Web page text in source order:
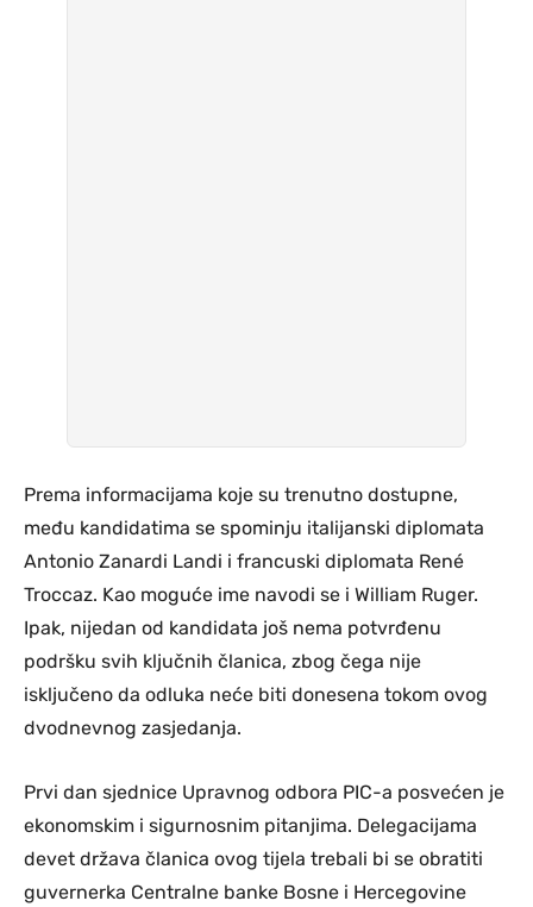
Prema informacijama koje su trenutno dostupne,
među kandidatima se spominju italijanski diplomata
Antonio Zanardi Landi i francuski diplomata René
Troccaz. Kao moguće ime navodi se i William Ruger.
Ipak, nijedan od kandidata još nema potvrđenu
podršku svih ključnih članica, zbog čega nije
isključeno da odluka neće biti donesena tokom ovog
dvodnevnog zasjedanja.
Prvi dan sjednice Upravnog odbora PIC-a posvećen je
ekonomskim i sigurnosnim pitanjima. Delegacijama
devet država članica ovog tijela trebali bi se obratiti
guvernerka Centralne banke Bosne i Hercegovine